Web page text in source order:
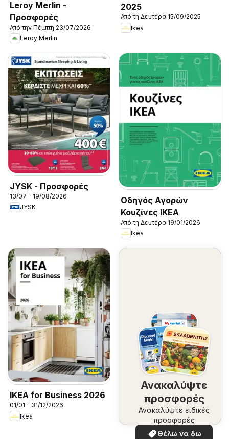
Leroy Merlin -
Προσφορές
Από την Πέμπτη 23/07/2026
Leroy Merlin
2025
Από τη Δευτέρα 15/09/2025
Ikea
JYSK - Προσφορές
13/07 - 19/08/2026
JYSK
Οδηγός Αγορών
Κουζίνες IKEA
Από τη Δευτέρα 19/01/2026
Ikea
IKEA for Business 2026
01/01 - 31/12/2026
Ikea
Ανακαλύψτε
προσφορές
Ανακαλύψτε ειδικές
προσφορές
Θέλω να δω